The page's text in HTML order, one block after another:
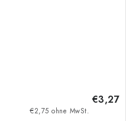
€2,75 ohne MwSt.
€3,27